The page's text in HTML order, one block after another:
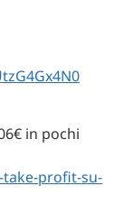
in pochi
profit-su-